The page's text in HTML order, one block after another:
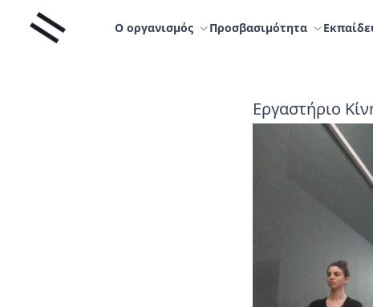
Μετάβαση
περιεχόμενο
Liminal Ο οργανισμός Προσβασιμότητα
Εργαστήριο